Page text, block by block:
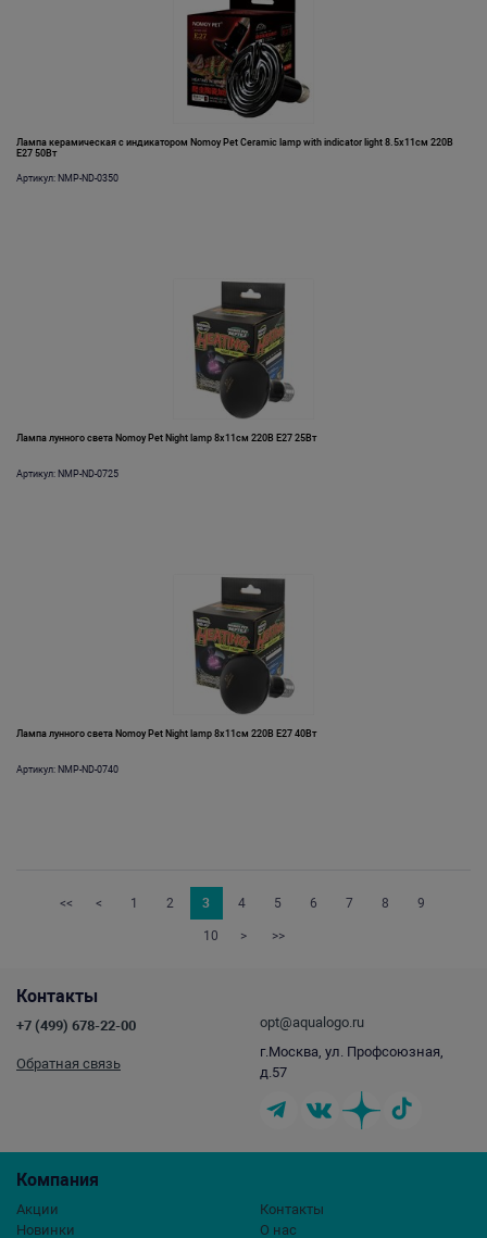
Лампа керамическая с индикатором Nomoy Pet Ceramic lamp with indicator light 8.5х11см 220В
E27 50Вт
Артикул: NMP-ND-0350
Лампа лунного света Nomoy Pet Night lamp 8х11см 220В E27 25Вт
Артикул: NMP-ND-0725
Лампа лунного света Nomoy Pet Night lamp 8х11см 220В E27 40Вт
Артикул: NMP-ND-0740
<< < 1 2 3 4 5 6 7 8 9
10 > >>
Компания
Акции
Новинки
Контакты
О нас
Контакты
+7 (499) 678-22-00
Обратная связь
opt@aqualogo.ru
г.Москва, ул. Профсоюзная,
д.57